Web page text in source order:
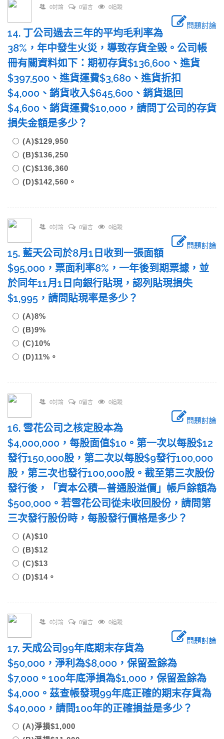
0討論 0留言 0追蹤
問題討論
14. 丁公司過去三年的平均毛利率為
38%，年中發生火災，導致存貨全毀。公司帳
冊有關資料如下：期初存貨$136,600、進貨
$397,500、進貨運費$3,680、進貨折扣
$4,000、銷貨收入$645,600、銷貨退回
$4,600、銷貨運費$10,000，請問丁公司的存貨
損失金額是多少？
(A)$129,950
(B)$136,250
(C)$136,360
(D)$142,560。
0討論 0留言 0追蹤
問題討論
15. 藍天公司於8月1日收到一張面額
$95,000，票面利率8%，一年後到期票據，並
於同年11月1日向銀行貼現，認列貼現損失
$1,995，請問貼現率是多少？
(A)8%
(B)9%
(C)10%
(D)11%。
0討論 0留言 0追蹤
問題討論
16. 雪花公司之核定股本為
$4,000,000，每股面值$10。第一次以每股$12
發行150,000股，第二次以每股$9發行100,000
股，第三次也發行100,000股。截至第三次股份
發行後，「資本公積—普通股溢價」帳戶餘額為
$500,000。若雪花公司從未收回股份，請問第
三次發行股份時，每股發行價格是多少？
(A)$10
(B)$12
(C)$13
(D)$14。
0討論 0留言 0追蹤
問題討論
17. 天成公司99年底期末存貨為
$50,000，淨利為$8,000，保留盈餘為
$7,000。100年底淨損為$1,000，保留盈餘為
$4,000。茲查帳發現99年底正確的期末存貨為
$40,000，請問100年的正確損益是多少？
(A)淨損$1,000